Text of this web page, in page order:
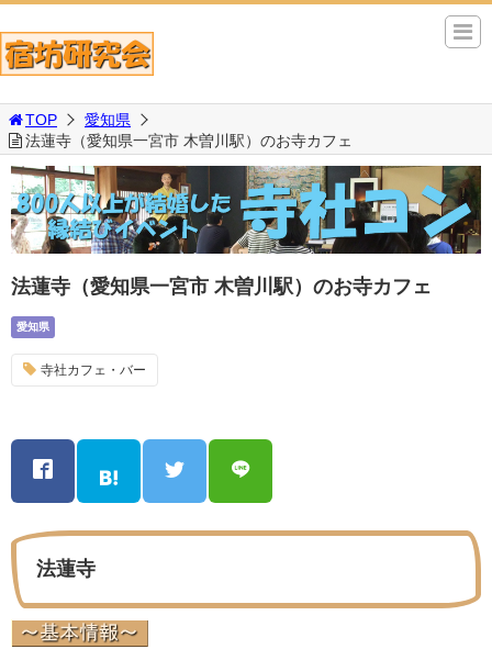
TOP
愛知県
法蓮寺（愛知県一宮市 木曽川駅）のお寺カフェ
法蓮寺（愛知県一宮市 木曽川駅）のお寺カフェ
愛知県
寺社カフェ・バー
法蓮寺